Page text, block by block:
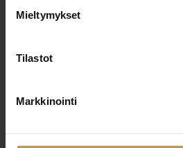
Mieltymykset
Tilastot
Markkinointi